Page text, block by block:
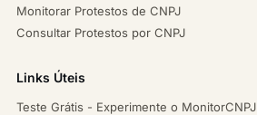
Monitorar Protestos de CNPJ
Consultar Protestos por CNPJ
Links Úteis
Teste Grátis - Experimente o MonitorCNPJ